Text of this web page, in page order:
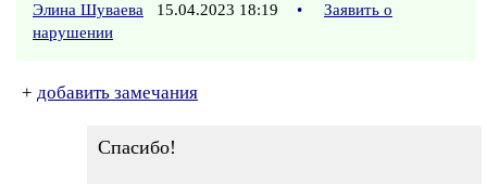
Элина Шуваева 15.04.2023 18:19 •
Заявить о
нарушении
+ добавить замечания
Спасибо!